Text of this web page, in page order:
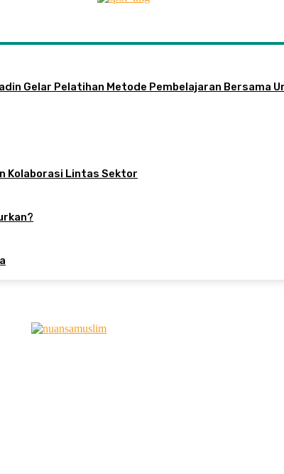
Gelar Pelatihan Metode Pembelajaran Bersama
Kolaborasi Lintas Sektor